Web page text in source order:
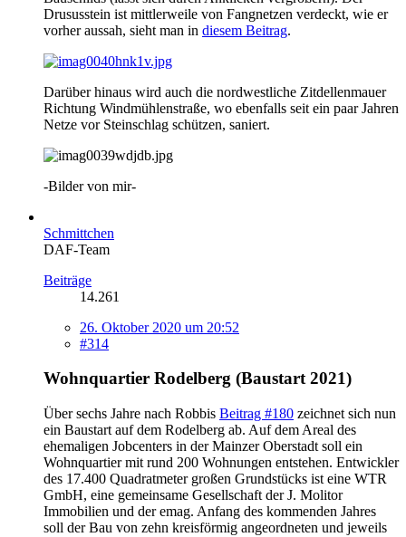
Drususstein ist mittlerweile von Fangnetzen verdeckt, wie er
vorher aussah, sieht man in diesem Beitrag.
Darüber hinaus wird auch die nordwestliche Zitdellenmauer
Richtung Windmühlenstraße, wo ebenfalls seit ein paar Jahren
Netze vor Steinschlag schützen, saniert.
-Bilder von mir-
Schmittchen
DAF-Team
Beiträge
14.261
26. Oktober 2020 um 20:52
#314
Wohnquartier Rodelberg (Baustart 2021)
Über sechs Jahre nach Robbis Beitrag #180 zeichnet sich nun
ein Baustart auf dem Rodelberg ab. Auf dem Areal des
ehemaligen Jobcenters in der Mainzer Oberstadt soll ein
Wohnquartier mit rund 200 Wohnungen entstehen. Entwickler
des 17.400 Quadratmeter großen Grundstücks ist eine WTR
GmbH, eine gemeinsame Gesellschaft der J. Molitor
Immobilien und der emag. Anfang des kommenden Jahres
soll der Bau von zehn kreisförmig angeordneten und jeweils